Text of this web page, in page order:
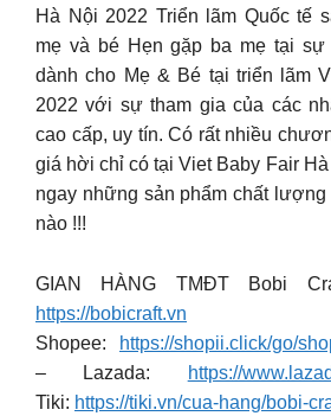
Hà Nội 2022 Triển lãm Quốc tế
mẹ và bé Hẹn gặp ba mẹ tại
dành cho Mẹ & Bé tại triển lãm
2022 với sự tham gia của các
cao cấp, uy tín. Có rất nhiều
giá hời chỉ có tại Viet Baby Fair
ngay những sản phẩm chất lượng
nào !!!
GIAN HÀNG TMĐT Bobi
https://bobicraft.vn
Shopee:
https://shopii.click/go/
– Lazada:
https://
Tiki: https://tiki.vn/cua-hang/bobi-